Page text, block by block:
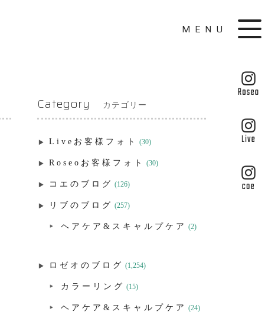
MENU
Category カテゴリー
Liveお客様フォト (30)
Roseoお客様フォト (30)
コエのブログ (126)
リブのブログ (257)
ヘアケア&スキャルプケア (2)
ロゼオのブログ (1,254)
カラーリング (15)
ヘアケア&スキャルプケア (24)